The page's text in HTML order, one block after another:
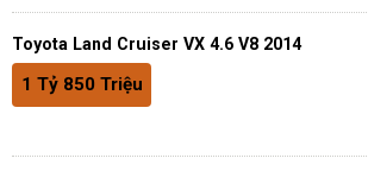
Toyota Land Cruiser VX 4.6 V8 2014
1 Tỷ 850 Triệu